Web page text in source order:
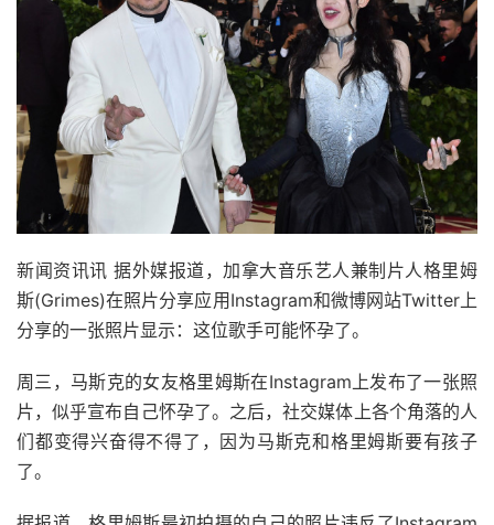
新闻资讯讯 据外媒报道，加拿大音乐艺人兼制片人格里姆
斯(Grimes)在照片分享应用Instagram和微博网站Twitter上
分享的一张照片显示：这位歌手可能怀孕了。
周三，马斯克的女友格里姆斯在Instagram上发布了一张照
片，似乎宣布自己怀孕了。之后，社交媒体上各个角落的人
们都变得兴奋得不得了，因为马斯克和格里姆斯要有孩子
了。